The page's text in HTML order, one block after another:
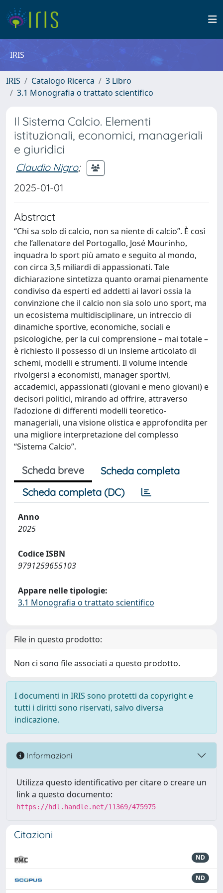
IRIS
IRIS Catalogo Ricerca
3 Libro
3.1 Monografia o trattato scientifico
Il Sistema Calcio. Elementi
istituzionali, economici, manageriali
e giuridici
Claudio Nigro;
2025-01-01
Abstract
“Chi sa solo di calcio, non sa niente di calcio”. È così
che l’allenatore del Portogallo, José Mourinho,
inquadra lo sport più amato e seguito al mondo,
con circa 3,5 miliardi di appassionati. Tale
dichiarazione sintetizza quanto oramai pienamente
condiviso da esperti ed addetti ai lavori ossia la
convinzione che il calcio non sia solo uno sport, ma
un ecosistema multidisciplinare, un intreccio di
dinamiche sportive, economiche, sociali e
psicologiche, per la cui comprensione – mai totale –
è richiesto il possesso di un insieme articolato di
schemi, modelli e strumenti. Il volume intende
rivolgersi a economisti, manager sportivi,
accademici, appassionati (giovani e meno giovani) e
decisori politici, mirando ad offrire, attraverso
l’adozione di differenti modelli teoretico-
manageriali, una visione olistica e approfondita per
una migliore interpretazione del complesso
“Sistema Calcio”.
Scheda breve
Scheda completa
Scheda completa (DC)
Anno
2025
Codice ISBN
9791259655103
Appare nelle tipologie:
3.1 Monografia o trattato scientifico
File in questo prodotto:
Non ci sono file associati a questo prodotto.
I documenti in IRIS sono protetti da copyright e
tutti i diritti sono riservati, salvo diversa
indicazione.
Informazioni
Utilizza questo identificativo per citare o creare un
link a questo documento:
https://hdl.handle.net/11369/475975
Citazioni
ND
ND